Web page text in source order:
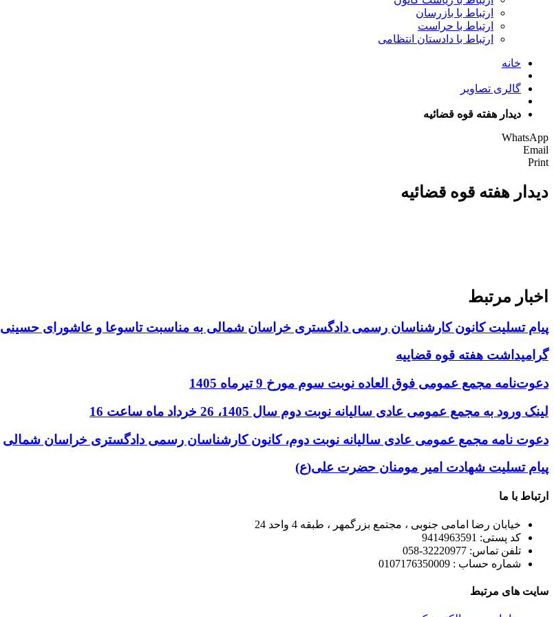
ارتباط با بازرسان
ارتباط با حراست
ارتباط با دادستان انتظامی
خانه
گالری تصاویر
دیدار هفته قوه قضائیه
WhatsApp
Email
Print
دیدار هفته قوه قضائیه
اخبار مرتبط
پیام تسلیت کانون کارشناسان رسمی دادگستری خراسان شمالی به مناسبت تاسوعا و عاشورای حسینی
گرامیداشت هفته قوه قضاییه
دعوت‌نامه مجمع عمومی فوق العاده نوبت سوم مورخ 9 تیرماه 1405
لینک ورود به مجمع عمومی عادی سالیانه نوبت دوم سال 1405، 26 خرداد ماه ساعت 16
دعوت نامه مجمع عمومی عادی سالیانه نوبت دوم، کانون کارشناسان رسمی دادگستری خراسان شمالی
پیام تسلیت شهادت امیر مومنان حضرت علی(ع)
ارتباط با ما
خیابان رضا امامی جنوبی ، مجتمع بزرگمهر ، طبقه 4 واحد 24
کد پستی: 9414963591
تلفن تماس: 32220977-058
شماره حساب : 0107176350009
سایت های مرتبط